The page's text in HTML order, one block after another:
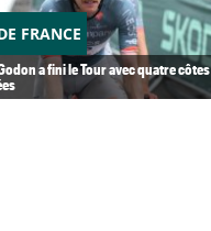
FRANCE
a fini le Tour avec quatre côtes